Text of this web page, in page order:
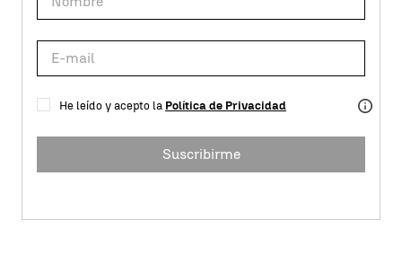
He leído y acepto la Política de Privacidad
Suscribirme